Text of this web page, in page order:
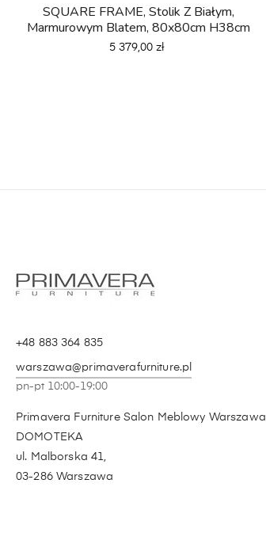
SQUARE FRAME, Stolik Z Białym,
Marmurowym Blatem, 80x80cm H38cm
Cena
5 379,00 zł
+48 883 364 835
warszawa@primaverafurniture.pl
pn-pt 10:00-19:00
Primavera Furniture Salon Meblowy Warszawa,
DOMOTEKA
ul. Malborska 41,
03-286 Warszawa